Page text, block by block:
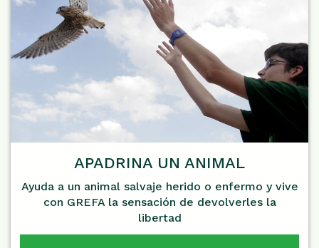
APADRINA UN ANIMAL
Ayuda a un animal salvaje herido o enfermo y vive
con GREFA la sensación de devolverles la
libertad